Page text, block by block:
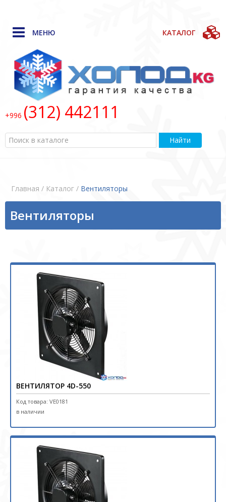
МЕНЮ КАТАЛОГ
+996 (312) 442111
Найти
Главная / Каталог / Bентиляторы
Bентиляторы
ВЕНТИЛЯТОР 4D-550
Код товара: VE0181
в наличии